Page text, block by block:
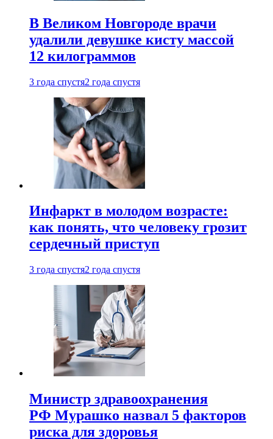
В Великом Новгороде врачи
удалили девушке кисту массой
12 килограммов
3 года спустя2 года спустя
Инфаркт в молодом возрасте:
как понять, что человеку грозит
сердечный приступ
3 года спустя2 года спустя
Министр здравоохранения
РФ Мурашко назвал 5 факторов
риска для здоровья